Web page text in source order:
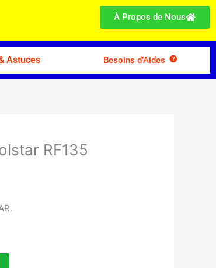
À Propos de Nous
Astuces Besoins d’Aides
RF135